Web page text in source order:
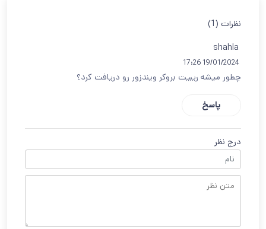
نظرات (1)
shahla
19/01/2024 17:26
چطور میشه ریبیت بروکر ویندزور رو دریافت کرد؟
پاسخ
درج نظر